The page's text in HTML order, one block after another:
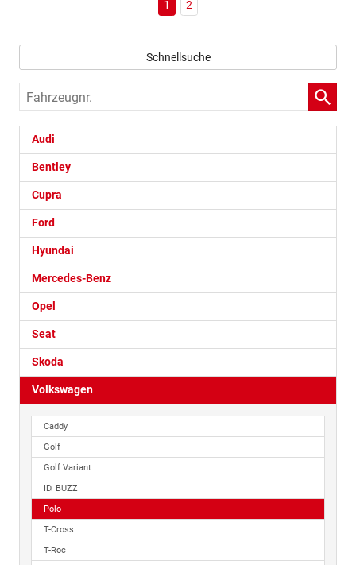
1 2
Schnellsuche
Fahrzeugnr.
Audi
Bentley
Cupra
Ford
Hyundai
Mercedes-Benz
Opel
Seat
Skoda
Volkswagen
Caddy
Golf
Golf Variant
ID. BUZZ
Polo
T-Cross
T-Roc